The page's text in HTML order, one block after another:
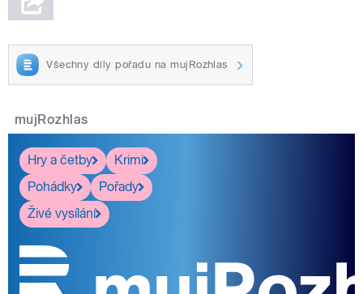
Všechny díly pořadu na mujRozhlas
mujRozhlas
Hry a četby
Krimi
Pohádky
Pořady
Živé vysílání